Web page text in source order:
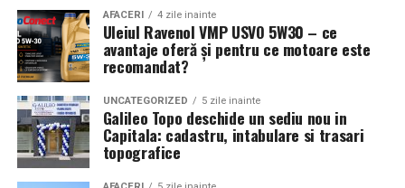
Adrian Pădurețu („Unde merg elefanții”, „Warboy”, „Crai
nou”, „Străjerii”) semnează imaginea filmului. De sunet
s-a ocupat Bogdan Ivanovici, de scenografie Anca
Miron, iar de costume Francisca Vass.
TRAILER:https://bit.ly/InPieleaMea
Un rezultat-cheie al colaborării internaționale
esteGhidul Eyes-Shut, un instrument practic lansat la
finalul proiectului, care documentează fiecare
spectacol, metodologia utilizată și pașii necesari pentru
AFACERI 4 zile inainte
Uleiul Ravenol VMP USVO 5W30 – ce
avantaje oferă și pentru ce motoare este
recomandat?
UNCATEGORIZED 5 zile inainte
Galileo Topo deschide un sediu nou in
Capitala: cadastru, intabulare si trasari
topografice